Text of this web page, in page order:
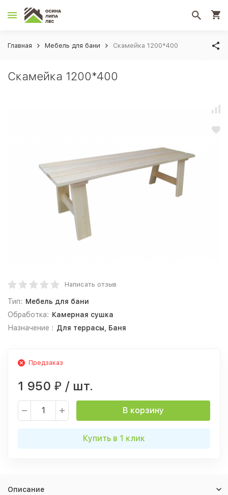
Главная Мебель для бани Скамейка 1200*400
Скамейка 1200*400
Написать отзыв
Тип: Мебель для бани
Обработка: Камерная сушка
Назначение : Для террасы, Баня
Предзаказ
1 950 ₽ / шт.
В корзину
Купить в 1 клик
Описание